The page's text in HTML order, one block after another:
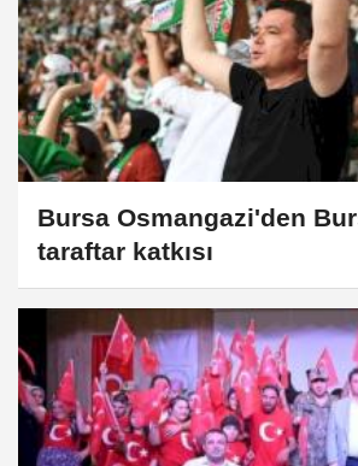
Bursa Osmangazi'den
taraftar katkısı